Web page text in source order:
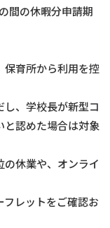
間の休暇分申請期
保育所から利用を控
、学校長が新型コ
と認めた場合は対象
休業や、オンライ
レットをご確認お